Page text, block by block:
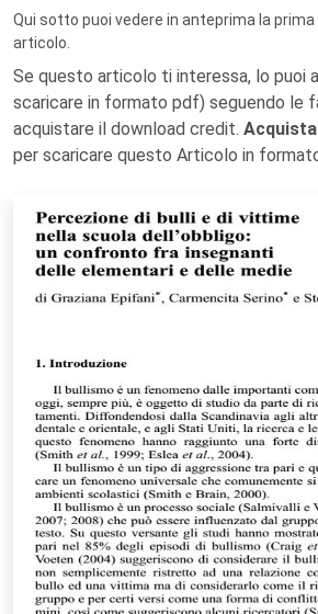
Qui sotto puoi vedere in anteprima la
articolo.
Se questo articolo ti interessa, lo puoi
scaricare in formato pdf) seguendo le
acquistare il download credit.
per scaricare questo Articolo in